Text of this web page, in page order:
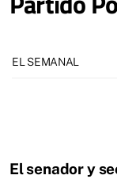
EL SEMANAL
El senador y